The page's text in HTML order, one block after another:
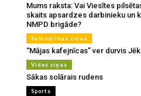
Mums raksta: Vai Viesītes
skaits apsardzes darbinieku un
NMPD brigāde?
Sabiedrības ziņas
“Mājas kafejnīcas” ver durvis
Vides ziņas
Sākas solārais rudens
Sports